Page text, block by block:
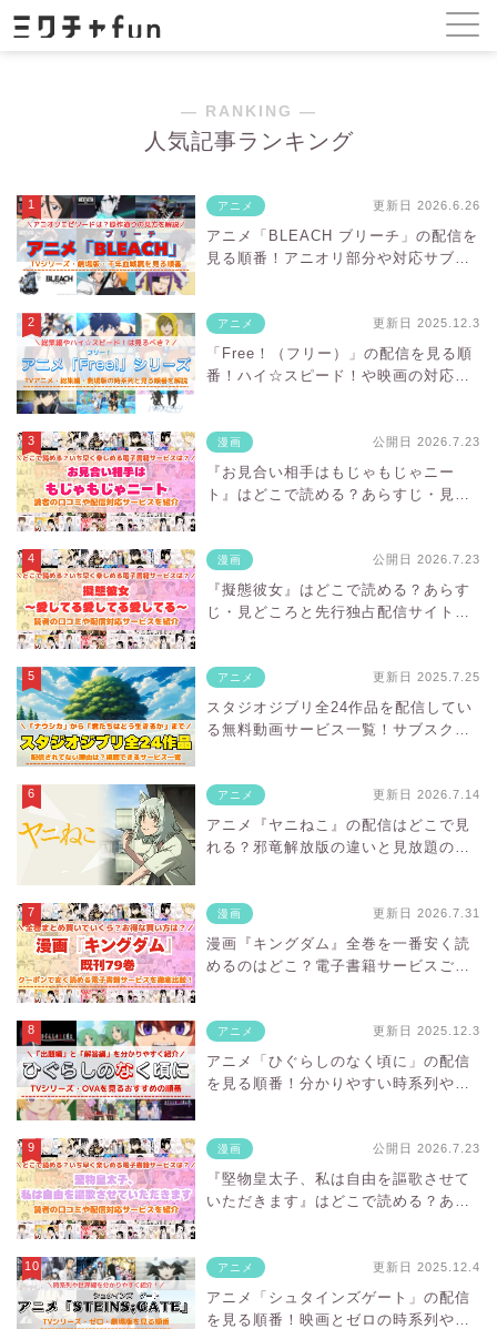
― RANKING ―
人気記事ランキング
アニメ 更新日 2026.6.26
アニメ「BLEACH ブリーチ」の配信を
見る順番！アニオリ部分や対応サブス
アニメ 更新日 2025.12.3
「Free！（フリー）」の配信を見る順
番！ハイ☆スピード！や映画の対応サ
漫画 公開日 2026.7.23
『お見合い相手はもじゃもじゃニー
ト』はどこで読める？あらすじ・見ど
漫画 公開日 2026.7.23
『擬態彼女』はどこで読める？あらす
じ・見どころと先行独占配信サイトを
アニメ 更新日 2025.7.25
スタジオジブリ全24作品を配信してい
る無料動画サービス一覧！サブスクに
アニメ 更新日 2026.7.14
アニメ『ヤニねこ』の配信はどこで見
れる？邪竜解放版の違いと見放題の
漫画 更新日 2026.7.31
漫画『キングダム』全巻を一番安く読
めるのはどこ？電子書籍サービスごと
アニメ 更新日 2025.12.3
アニメ「ひぐらしのなく頃に」の配信
を見る順番！分かりやすい時系列や対
漫画 公開日 2026.7.23
『堅物皇太子、私は自由を謳歌させて
いただきます』はどこで読める？あら
アニメ 更新日 2025.12.4
アニメ「シュタインズゲート」の配信
を見る順番！映画とゼロの時系列や対